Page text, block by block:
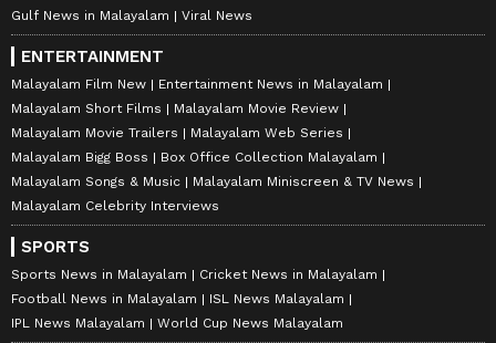
Gulf News in Malayalam
Viral News
ENTERTAINMENT
Malayalam Film New
Entertainment News in Malayalam
Malayalam Short Films
Malayalam Movie Review
Malayalam Movie Trailers
Malayalam Web Series
Malayalam Bigg Boss
Box Office Collection Malayalam
Malayalam Songs & Music
Malayalam Miniscreen & TV News
Malayalam Celebrity Interviews
SPORTS
Sports News in Malayalam
Cricket News in Malayalam
Football News in Malayalam
ISL News Malayalam
IPL News Malayalam
World Cup News Malayalam